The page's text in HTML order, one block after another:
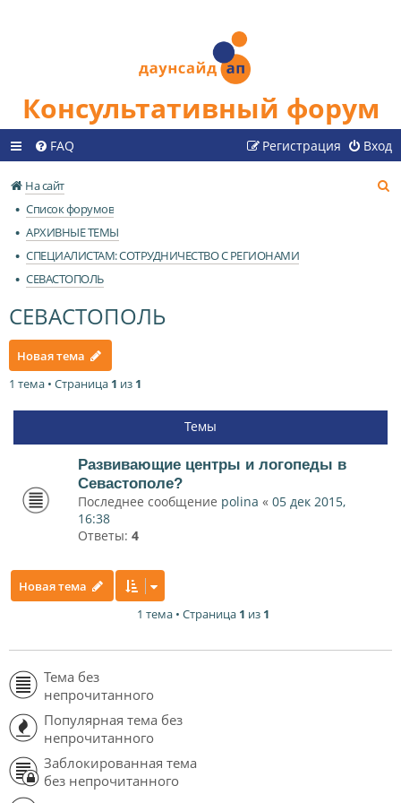
Консультативный форум
FAQ Вход
Регистрация
На сайт
Список форумов
АРХИВНЫЕ ТЕМЫ
СПЕЦИАЛИСТАМ: СОТРУДНИЧЕСТВО С РЕГИОНАМИ
СЕВАСТОПОЛЬ
СЕВАСТОПОЛЬ
Новая тема
1 тема • Страница 1 из 1
Темы
Развивающие центры и логопеды в
Севастополе?
Последнее сообщение polina « 05 дек 2015,
16:38
Ответы: 4
Новая тема
1 тема • Страница 1 из 1
Тема без
непрочитанного
Популярная тема без
непрочитанного
Заблокированная тема
без непрочитанного